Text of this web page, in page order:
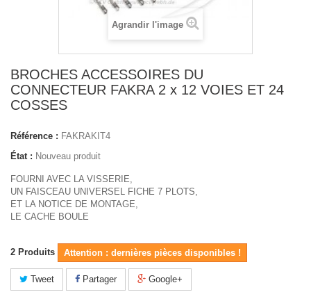
Agrandir l'image
BROCHES ACCESSOIRES DU
CONNECTEUR FAKRA 2 x 12 VOIES ET 24
COSSES
Référence : FAKRAKIT4
État : Nouveau produit
FOURNI AVEC LA VISSERIE,
UN FAISCEAU UNIVERSEL FICHE 7 PLOTS,
ET LA NOTICE DE MONTAGE,
LE CACHE BOULE
2 Produits Attention : dernières pièces disponibles !
Tweet Partager Google+